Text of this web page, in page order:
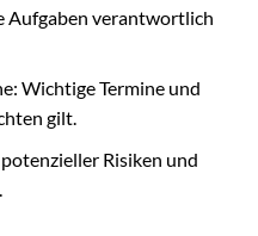
Aufgaben verantwortlich
Wichtige Termine und
gilt.
Risiken und